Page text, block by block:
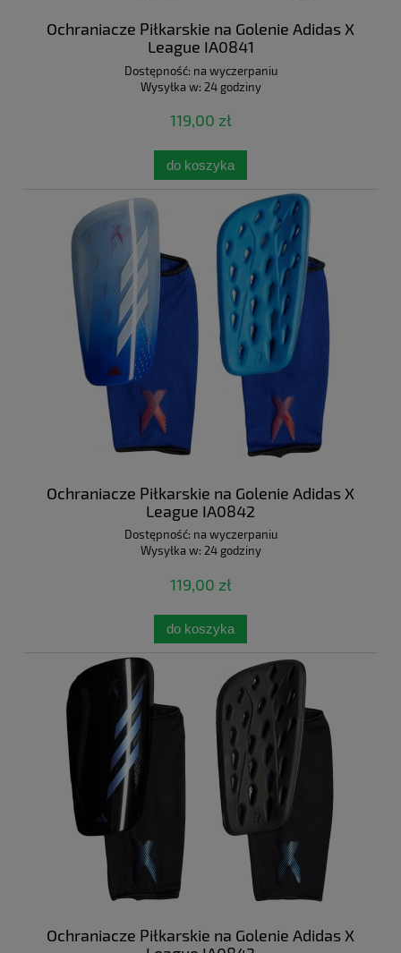
Ochraniacze Piłkarskie na Golenie Adidas X
League IA0841
Dostępność: na wyczerpaniu
Wysyłka w: 24 godziny
119,00 zł
do koszyka
Ochraniacze Piłkarskie na Golenie Adidas X
League IA0842
Dostępność: na wyczerpaniu
Wysyłka w: 24 godziny
119,00 zł
do koszyka
Ochraniacze Piłkarskie na Golenie Adidas X